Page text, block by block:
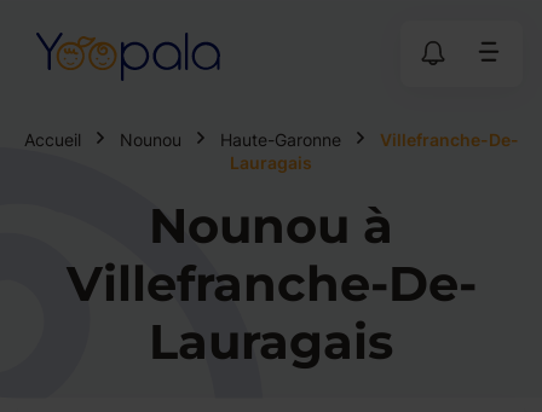
Accueil Nounou Haute-Garonne
Villefranche-De-
Lauragais
Nounou à
Villefranche-De-
Lauragais